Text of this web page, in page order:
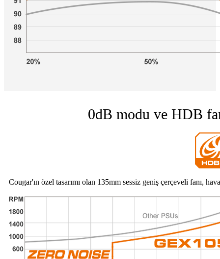
0dB modu ve HDB
Cougar'ın özel tasarımı olan 135mm sessiz geniş çerçeveli fanı,